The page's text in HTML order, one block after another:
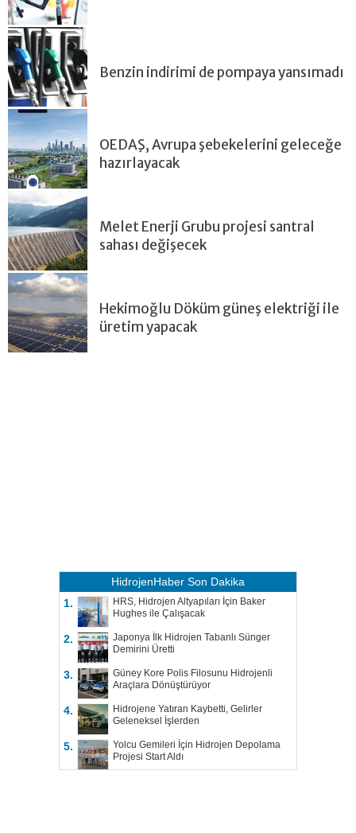
Benzin indirimi de pompaya yansımadı
OEDAŞ, Avrupa şebekelerini geleceğe
hazırlayacak
Melet Enerji Grubu projesi santral
sahası değişecek
Hekimoğlu Döküm güneş elektriği ile
üretim yapacak
HidrojenHaber Son Dakika
1.
HRS, Hidrojen Altyapıları İçin Baker
Hughes ile Çalışacak
2.
Japonya İlk Hidrojen Tabanlı Sünger
Demirini Üretti
3.
Güney Kore Polis Filosunu Hidrojenli
Araçlara Dönüştürüyor
4.
Hidrojene Yatıran Kaybetti, Gelirler
Geleneksel İşlerden
5.
Yolcu Gemileri İçin Hidrojen Depolama
Projesi Start Aldı